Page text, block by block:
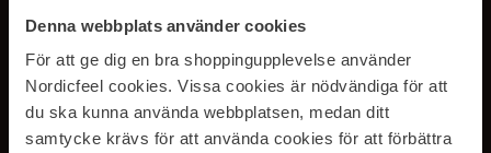
Denna webbplats använder cookies
För att ge dig en bra shoppingupplevelse använder
Nordicfeel cookies. Vissa cookies är nödvändiga för att
du ska kunna använda webbplatsen, medan ditt
samtycke krävs för att använda cookies för att förbättra
PRENUMERERA PÅ VÅRA
NYHETSBREV